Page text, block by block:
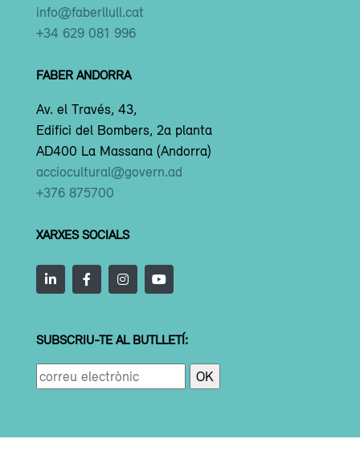
info@faberllull.cat
+34 629 081 996
FABER ANDORRA
Av. el Través, 43,
Edifici del Bombers, 2a planta
AD400 La Massana (Andorra)
acciocultural@govern.ad
+376 875700
XARXES SOCIALS
SUBSCRIU-TE AL BUTLLETÍ: